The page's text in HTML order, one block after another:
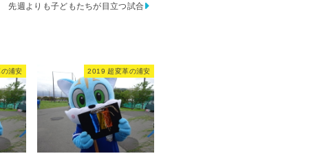
先週よりも子どもたちが目立つ試合
浦安 2019 超変革の浦安